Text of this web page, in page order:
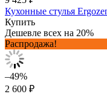
Кухонные стулья
Купить
Дешевле всех на 20%
Распродажа!
–49%
2 600 ₽